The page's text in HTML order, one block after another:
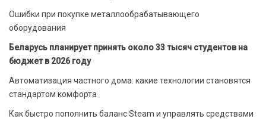
Ошибки при покупке металлообрабатывающего
оборудования
Беларусь планирует принять около 33 тысяч студентов на
бюджет в 2026 году
Автоматизация частного дома: какие технологии становятся
стандартом комфорта
Как быстро пополнить баланс Steam и управлять средствами